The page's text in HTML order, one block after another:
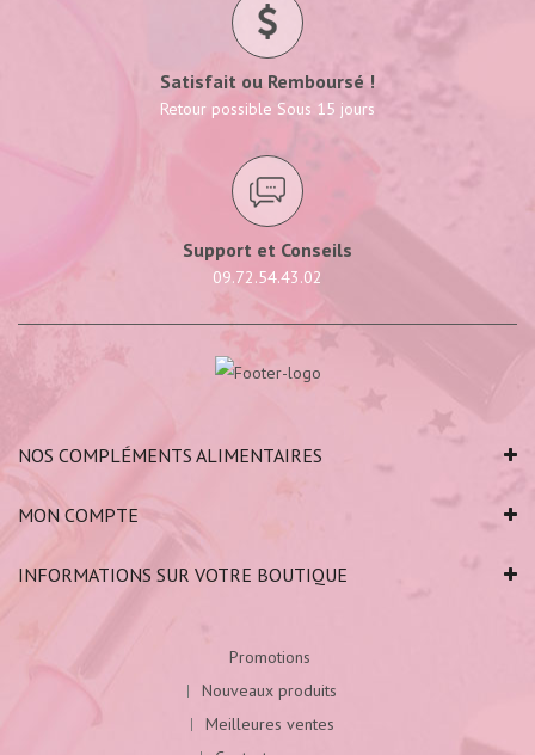
Satisfait ou Remboursé !
Retour possible Sous 15 jours
Support et Conseils
09.72.54.43.02
NOS COMPLÉMENTS ALIMENTAIRES
MON COMPTE
INFORMATIONS SUR VOTRE BOUTIQUE
Promotions
Nouveaux produits
Meilleures ventes